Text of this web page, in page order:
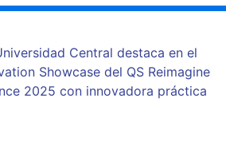
Central destaca en el
Showcase del QS Reimagine
2025 con innovadora práctica